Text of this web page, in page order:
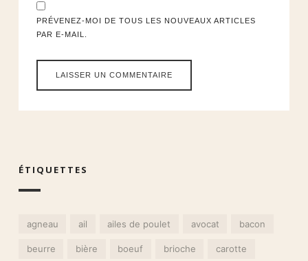
PRÉVENEZ-MOI DE TOUS LES NOUVEAUX ARTICLES
PAR E-MAIL.
ÉTIQUETTES
agneau ail ailes de poulet avocat bacon
beurre bière boeuf brioche carotte